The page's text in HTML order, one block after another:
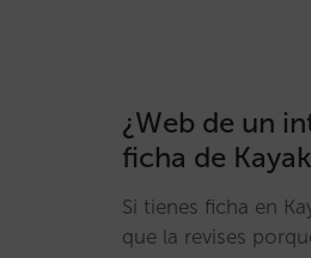
¿Web de un
ficha de
Si tienes ficha en
que la revises